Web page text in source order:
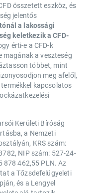
összetett eszköz, és
jelentős
a lakossági
keletkezik a CFD-
érti-e a CFD-k
magának a veszteség
többet, mint
meg afelől,
kapcsolatos
Kerületi Bíróság
a Nemzeti
KRS szám:
NIP szám: 527-24-
878 462,55 PLN. Az
a Tőzsdefelügyeleti
és a Lengyel